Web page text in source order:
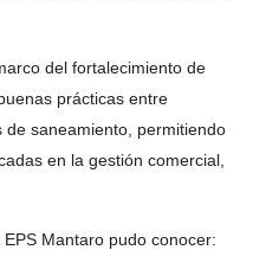
del fortalecimiento de
prácticas entre
saneamiento, permitiendo
en la gestión comercial,
Mantaro pudo conocer: